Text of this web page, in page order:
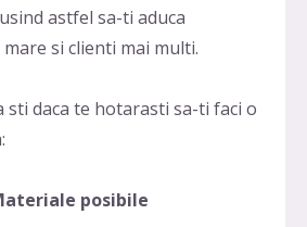
astfel sa-ti aduca
si clienti mai multi.
sti daca te hotarasti sa-ti faci o
posibile